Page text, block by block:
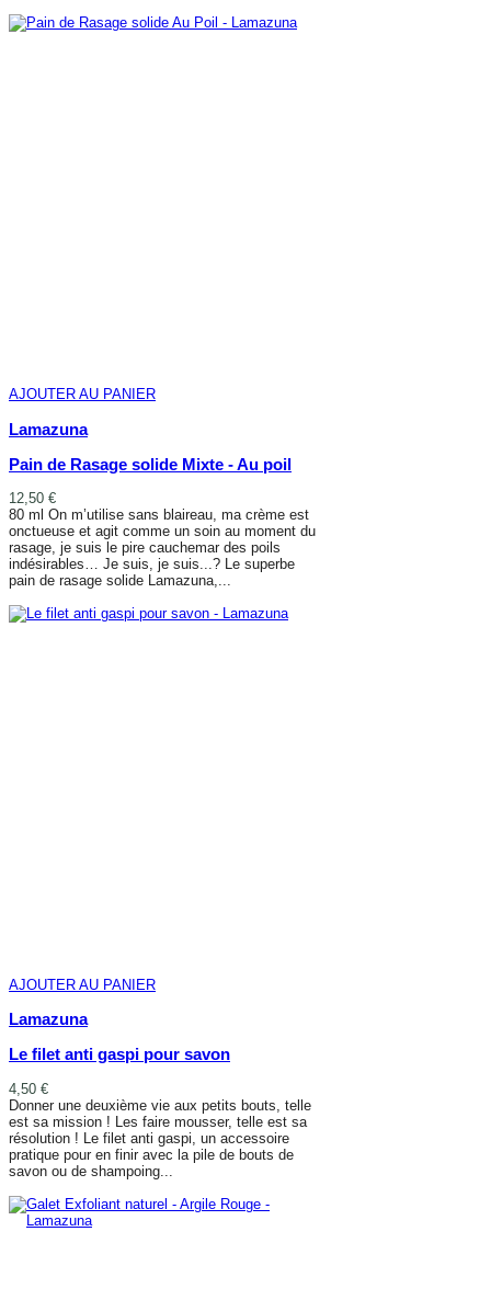
AJOUTER AU PANIER
Lamazuna
Pain de Rasage solide Mixte - Au poil
12,50 €
80 ml On m’utilise sans blaireau, ma crème est
onctueuse et agit comme un soin au moment du
rasage, je suis le pire cauchemar des poils
indésirables… Je suis, je suis...? Le superbe
pain de rasage solide Lamazuna,...
AJOUTER AU PANIER
Lamazuna
Le filet anti gaspi pour savon
4,50 €
Donner une deuxième vie aux petits bouts, telle
est sa mission ! Les faire mousser, telle est sa
résolution ! Le filet anti gaspi, un accessoire
pratique pour en finir avec la pile de bouts de
savon ou de shampoing...